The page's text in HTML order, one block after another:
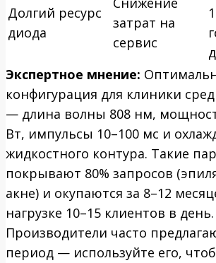
Долгий ресурс
диода
затрат на
сервис
Экспертное мнение:
конфигурация для клиники
— длина волны 808 нм,
Вт, импульсы 10–100 мс и
жидкостного контура. Такие
покрывают 80% запросов
акне) и окупаются за 8–12
нагрузке 10–15 клиентов в день.
Производители часто
период — используйте его,